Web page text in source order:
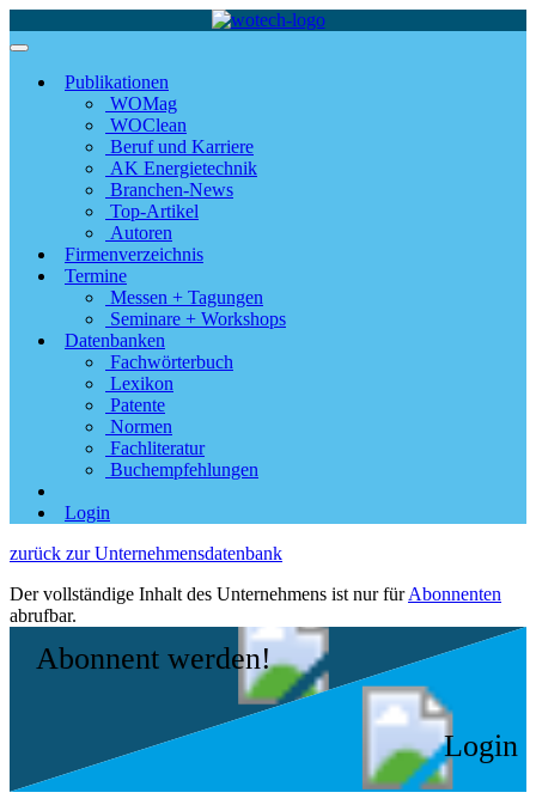
Publikationen
WOMag
WOClean
Beruf und Karriere
AK Energietechnik
Branchen-News
Top-Artikel
Autoren
Firmenverzeichnis
Termine
Messen + Tagungen
Seminare + Workshops
Datenbanken
Fachwörterbuch
Lexikon
Patente
Normen
Fachliteratur
Buchempfehlungen
Login
zurück zur Unternehmensdatenbank
Der vollständige Inhalt des Unternehmens ist nur fürAbonnenten
abrufbar.
Abonnent werden!
Login